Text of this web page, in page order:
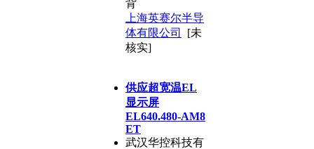
背
上海英赛尔半导
体有限公司
[未
核实]
供应超宽温EL
显示屏
EL640.480-AM8
ET
武汉华控科技有